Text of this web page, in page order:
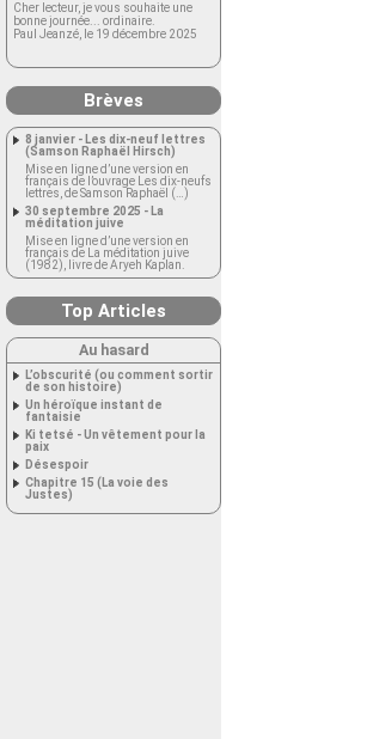
Cher lecteur, je vous souhaite une
bonne journée... ordinaire.
Paul Jeanzé, le 19 décembre 2025
Brèves
8 janvier - Les dix-neuf lettres
(Samson Raphaël Hirsch)
Mise en ligne d’une version en
français de l’ouvrage Les dix-neufs
lettres, de Samson Raphaël (…)
30 septembre 2025 - La
méditation juive
Mise en ligne d’une version en
français de La méditation juive
(1982), livre de Aryeh Kaplan.
Top Articles
Au hasard
L’obscurité (ou comment sortir
de son histoire)
Un héroïque instant de
fantaisie
Ki tetsé - Un vêtement pour la
paix
Désespoir
Chapitre 15 (La voie des
Justes)